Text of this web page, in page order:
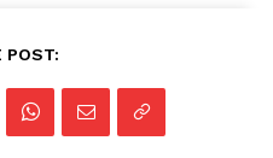
POST: